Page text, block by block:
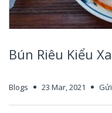
Thực phẩm chay
Vegetarian Foods -
TaiKy Foods
Thaya
Trung Nguyên
Bún Riêu Kiểu
Blogs 23 Mar, 2021